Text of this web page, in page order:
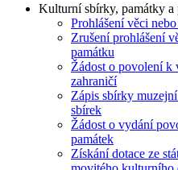
Kulturní sbírky, památky a
Prohlášení věci
Zrušení prohlášení
památku
Žádost o povolení
zahraničí
Zápis sbírky
sbírek
Žádost o vydání
památek
Získání dotace ze